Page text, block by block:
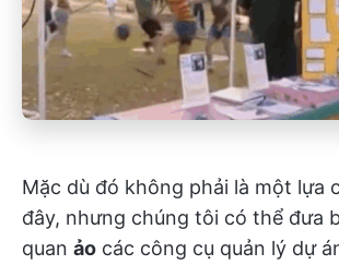
Mặc dù đó không phải là một lựa
đây, nhưng chúng tôi có thể đưa
quan ảo các công cụ quản lý dự